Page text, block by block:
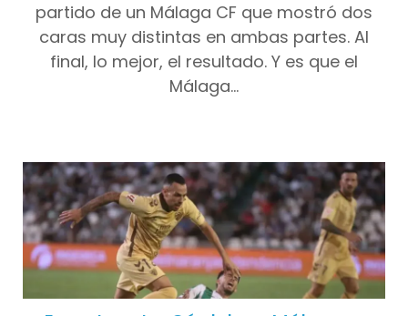
partido de un Málaga CF que mostró dos
caras muy distintas en ambas partes. Al
final, lo mejor, el resultado. Y es que el
Málaga…